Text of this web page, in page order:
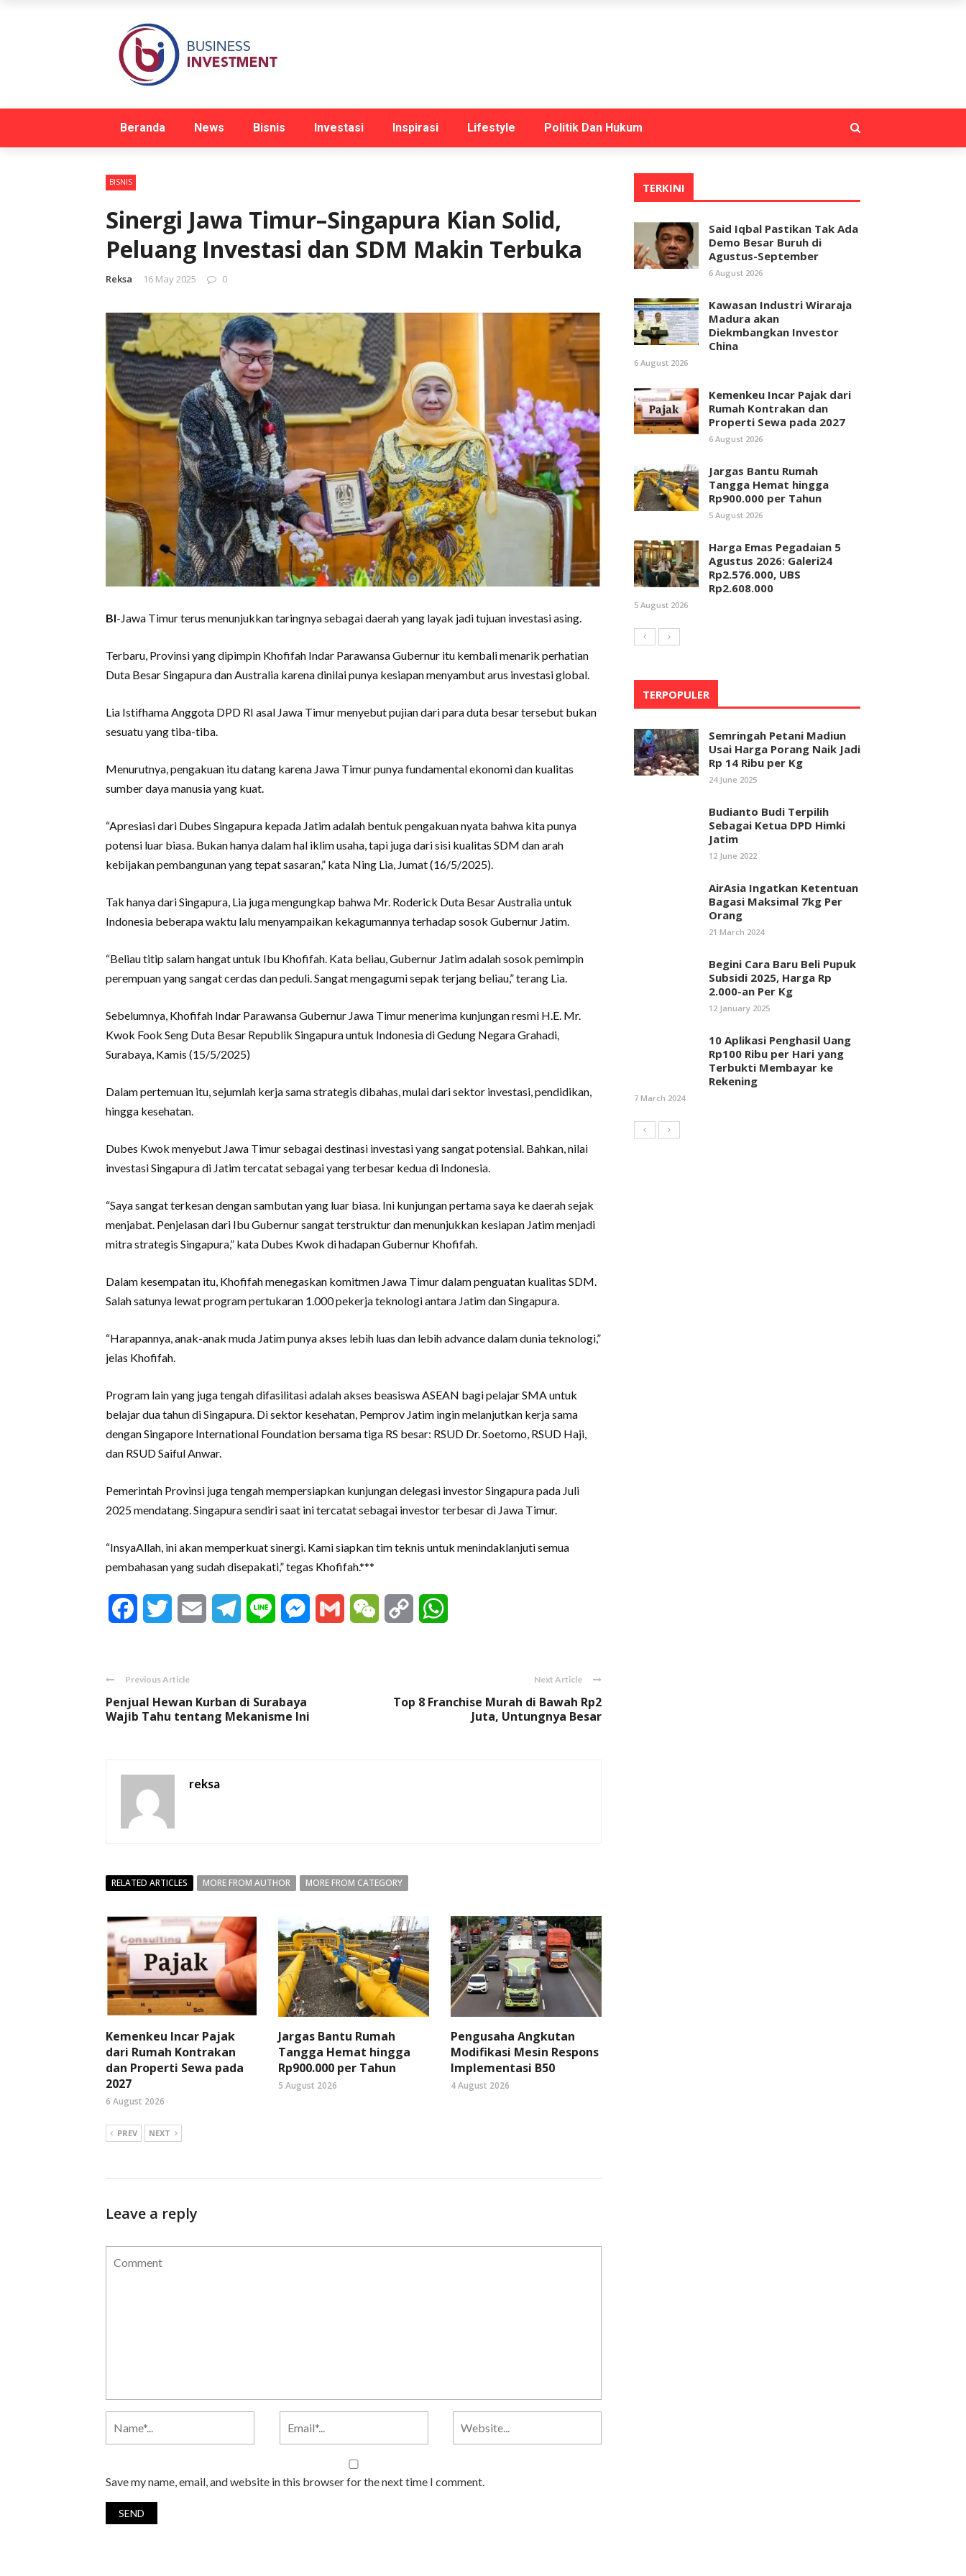
Beranda News Bisnis Investasi Inspirasi Lifestyle Politik Dan Hukum
BISNIS
Sinergi Jawa Timur–Singapura Kian Solid,
Peluang Investasi dan SDM Makin Terbuka
Reksa 16 May 2025 0
BI-Jawa Timur terus menunjukkan taringnya sebagai daerah yang layak jadi tujuan investasi asing.
Terbaru, Provinsi yang dipimpin Khofifah Indar Parawansa Gubernur itu kembali menarik perhatian
Duta Besar Singapura dan Australia karena dinilai punya kesiapan menyambut arus investasi global.
Lia Istifhama Anggota DPD RI asal Jawa Timur menyebut pujian dari para duta besar tersebut bukan
sesuatu yang tiba-tiba.
Menurutnya, pengakuan itu datang karena Jawa Timur punya fundamental ekonomi dan kualitas
sumber daya manusia yang kuat.
“Apresiasi dari Dubes Singapura kepada Jatim adalah bentuk pengakuan nyata bahwa kita punya
potensi luar biasa. Bukan hanya dalam hal iklim usaha, tapi juga dari sisi kualitas SDM dan arah
kebijakan pembangunan yang tepat sasaran,” kata Ning Lia, Jumat (16/5/2025).
Tak hanya dari Singapura, Lia juga mengungkap bahwa Mr. Roderick Duta Besar Australia untuk
Indonesia beberapa waktu lalu menyampaikan kekagumannya terhadap sosok Gubernur Jatim.
“Beliau titip salam hangat untuk Ibu Khofifah. Kata beliau, Gubernur Jatim adalah sosok pemimpin
perempuan yang sangat cerdas dan peduli. Sangat mengagumi sepak terjang beliau,” terang Lia.
Sebelumnya, Khofifah Indar Parawansa Gubernur Jawa Timur menerima kunjungan resmi H.E. Mr.
Kwok Fook Seng Duta Besar Republik Singapura untuk Indonesia di Gedung Negara Grahadi,
Surabaya, Kamis (15/5/2025)
Dalam pertemuan itu, sejumlah kerja sama strategis dibahas, mulai dari sektor investasi, pendidikan,
hingga kesehatan.
Dubes Kwok menyebut Jawa Timur sebagai destinasi investasi yang sangat potensial. Bahkan, nilai
investasi Singapura di Jatim tercatat sebagai yang terbesar kedua di Indonesia.
“Saya sangat terkesan dengan sambutan yang luar biasa. Ini kunjungan pertama saya ke daerah sejak
menjabat. Penjelasan dari Ibu Gubernur sangat terstruktur dan menunjukkan kesiapan Jatim menjadi
mitra strategis Singapura,” kata Dubes Kwok di hadapan Gubernur Khofifah.
Dalam kesempatan itu, Khofifah menegaskan komitmen Jawa Timur dalam penguatan kualitas SDM.
Salah satunya lewat program pertukaran 1.000 pekerja teknologi antara Jatim dan Singapura.
“Harapannya, anak-anak muda Jatim punya akses lebih luas dan lebih advance dalam dunia teknologi,”
jelas Khofifah.
Program lain yang juga tengah difasilitasi adalah akses beasiswa ASEAN bagi pelajar SMA untuk
belajar dua tahun di Singapura. Di sektor kesehatan, Pemprov Jatim ingin melanjutkan kerja sama
dengan Singapore International Foundation bersama tiga RS besar: RSUD Dr. Soetomo, RSUD Haji,
dan RSUD Saiful Anwar.
Pemerintah Provinsi juga tengah mempersiapkan kunjungan delegasi investor Singapura pada Juli
2025 mendatang. Singapura sendiri saat ini tercatat sebagai investor terbesar di Jawa Timur.
“InsyaAllah, ini akan memperkuat sinergi. Kami siapkan tim teknis untuk menindaklanjuti semua
pembahasan yang sudah disepakati,” tegas Khofifah.***
FacebookTwitter Email Telegram
Line Messenger
Gmail WeChat Copy
Previous Article
Penjual Hewan Kurban di Surabaya
Wajib Tahu tentang Mekanisme Ini
Next Article
Top 8 Franchise Murah di Bawah Rp2
Juta, Untungnya Besar
reksa
RELATED ARTICLES MORE FROM AUTHOR MORE FROM CATEGORY
Kemenkeu Incar Pajak
dari Rumah Kontrakan
dan Properti Sewa pada
2027
6 August 2026
Jargas Bantu Rumah
Tangga Hemat hingga
Rp900.000 per Tahun
5 August 2026
Pengusaha Angkutan
Modifikasi Mesin Respons
Implementasi B50
4 August 2026
PREV NEXT
Leave a reply
Save my name, email, and website in this browser for the next time I comment.
TERKINI
Said Iqbal Pastikan Tak Ada
Demo Besar Buruh di
Agustus-September
6 August 2026
Kawasan Industri Wiraraja
Madura akan
Diekmbangkan Investor
China
6 August 2026
Kemenkeu Incar Pajak dari
Rumah Kontrakan dan
Properti Sewa pada 2027
6 August 2026
Jargas Bantu Rumah
Tangga Hemat hingga
Rp900.000 per Tahun
5 August 2026
Harga Emas Pegadaian 5
Agustus 2026: Galeri24
Rp2.576.000, UBS
Rp2.608.000
5 August 2026
TERPOPULER
Semringah Petani Madiun
Usai Harga Porang Naik Jadi
Rp 14 Ribu per Kg
24 June 2025
Budianto Budi Terpilih
Sebagai Ketua DPD Himki
Jatim
12 June 2022
AirAsia Ingatkan Ketentuan
Bagasi Maksimal 7kg Per
Orang
21 March 2024
Begini Cara Baru Beli Pupuk
Subsidi 2025, Harga Rp
2.000-an Per Kg
12 January 2025
10 Aplikasi Penghasil Uang
Rp100 Ribu per Hari yang
Terbukti Membayar ke
Rekening
7 March 2024